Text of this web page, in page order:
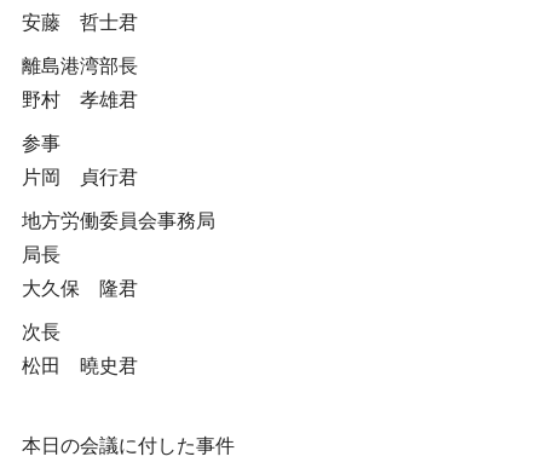
安藤 哲士君
離島港湾部長
野村 孝雄君
参事
片岡 貞行君
地方労働委員会事務局
局長
大久保 隆君
次長
松田 曉史君
本日の会議に付した事件